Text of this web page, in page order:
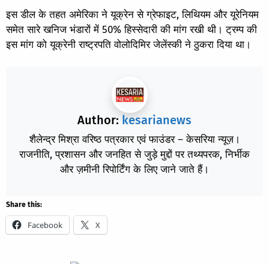
इस डील के तहत अमेरिका ने यूक्रेन से ग्रेफाइट, लिथियम और यूरेनियम
समेत सारे खनिज भंडारों में 50% हिस्सेदारी की मांग रखी थी। ट्रम्प की
इस मांग को यूक्रेनी राष्ट्रपति वोलोदिमिर जेलेंस्की ने ठुकरा दिया था।
Author: kesarianews
शैलेन्द्र मिश्रा वरिष्ठ पत्रकार एवं फाउंडर – केसरिया न्यूज़।
राजनीति, प्रशासन और जनहित से जुड़े मुद्दों पर तथ्यपरक, निर्भीक
और ज़मीनी रिपोर्टिंग के लिए जाने जाते हैं।
Share this:
Facebook X